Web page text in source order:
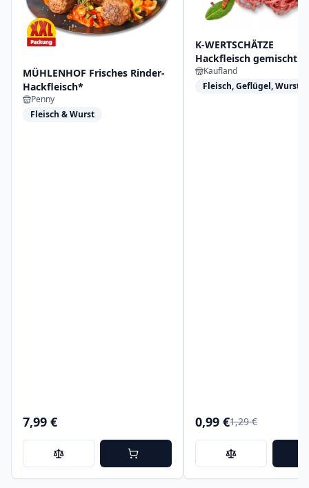
MÜHLENHOF Frisches Rinder-
Hackfleisch*
Penny
Fleisch & Wurst
7,99 €
K-WERTSCHÄTZE
Hackfleisch gemischt
von Schwein und Rind
Kaufland
Fleisch, Geflügel, Wurst
0,99 €1,29 €